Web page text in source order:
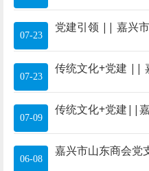
07-23
07-23
07-09
06-08